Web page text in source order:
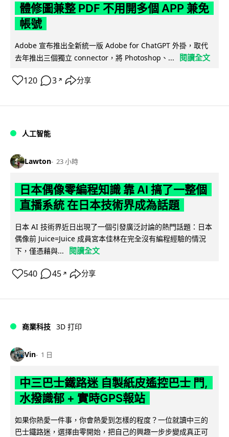
體修圖兼整 PDF 不用開多個 APP 兼免
帳號
Adobe 宣布推出全新統一版 Adobe for ChatGPT 外掛，取代
去年推出三個獨立 connector，將 Photoshop、...
閱讀全文
120 3 ↗ 分享
人工智能
Lawton 23 小時
日本偶像零編程知識 靠 AI 搞了一整個
直播系統 在日本技術界成為話題
日本 AI 技術界近日出現了一個引發廣泛討論的熱門話題：日本
偶像前 Juice=Juice 成員宮本佳林在完全沒有編程經驗的情況
下，僅憑藉與...
閱讀全文
540 45 ↗ 分享
商業科技 3D 打印
Vin 1 日
中三巴士鐵路迷 自製紙皮遙控巴士 門,
水撥識郁 + 實時GPS報站
如果你熱愛一件事，你會熱愛到怎樣的程度？一位就讀中三的
巴士鐵路迷，選擇由零開始，把自己的興趣一步步變成真正可